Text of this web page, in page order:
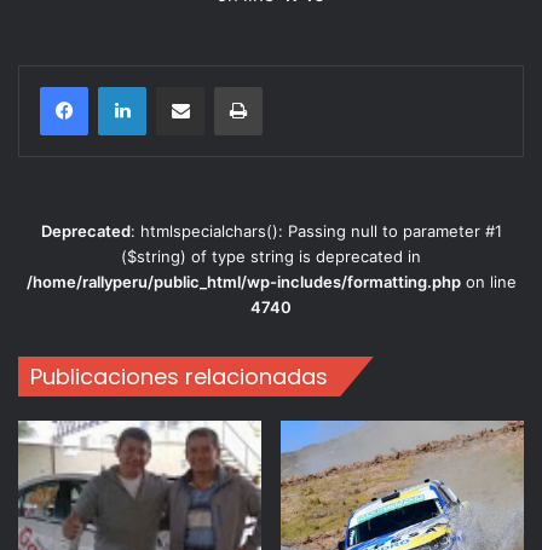
Compartir por correo electrónicoImprimir
Deprecated: htmlspecialchars(): Passing null to parameter #1
($string) of type string is deprecated in
/home/rallyperu/public_html/wp-includes/formatting.phpon line
4740
Publicaciones relacionadas